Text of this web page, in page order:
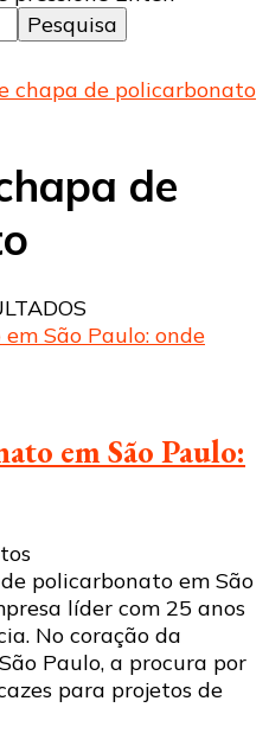
chapa de policarbonato
de
em São Paulo:
policarbonato em São
líder com 25 anos
No coração da
Paulo, a procura por
para projetos de